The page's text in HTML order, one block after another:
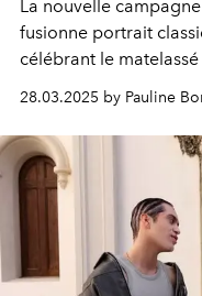
La nouvelle
fusionne portrait
célébrant le
28.03.2025 by Pauline